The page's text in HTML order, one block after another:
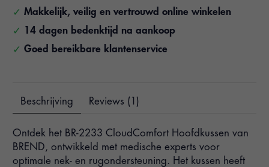
Makkelijk, veilig en vertrouwd online winkelen
14 dagen bedenktijd na aankoop
Goed bereikbare klantenservice
Beschrijving Reviews (1)
Ontdek het BR-2233 CloudComfort Hoofdkussen van
BREND, ontwikkeld met medische experts voor
optimale nek- en rugondersteuning. Het kussen heeft